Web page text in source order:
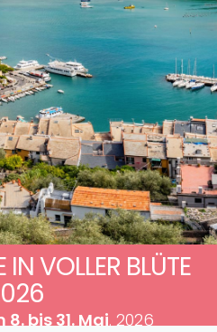
IN VOLLER BLÜTE
8. bis 31. Mai. 2026